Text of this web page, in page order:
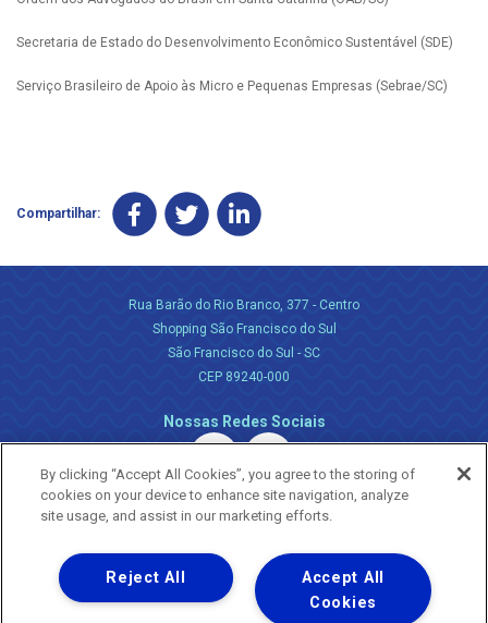
Secretaria de Estado do Desenvolvimento Econômico Sustentável (SDE)
Serviço Brasileiro de Apoio às Micro e Pequenas Empresas (Sebrae/SC)
Compartilhar:
Rua Barão do Rio Branco, 377 - Centro
Shopping São Francisco do Sul
São Francisco do Sul - SC
CEP 89240-000
Nossas Redes Sociais
Uma empresa
Copyright ® 2026 - Todos os Direitos Reservados.
By clicking “Accept All Cookies”, you agree to the storing of
cookies on your device to enhance site navigation, analyze
site usage, and assist in our marketing efforts.
Accept All
Cookies
Reject All